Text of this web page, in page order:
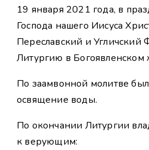
19 января 2021 года, в
Господа нашего Иисуса
Переславский и Угличский
Литургию в
По заамвонной молитве
освящение воды.
По окончании Литургии
к верующим: